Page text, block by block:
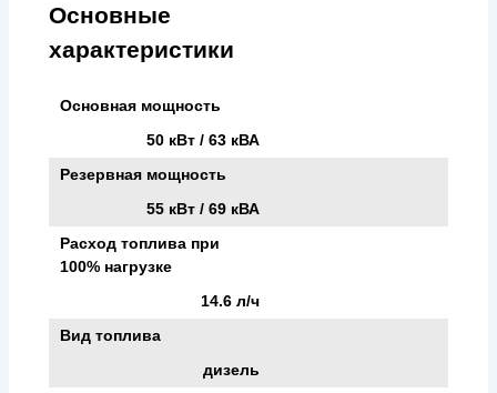
Основные
характеристики
Основная мощность
50 кВт / 63 кВА
Резервная мощность
55 кВт / 69 кВА
Расход топлива при
100% нагрузке
14.6 л/ч
Вид топлива
дизель